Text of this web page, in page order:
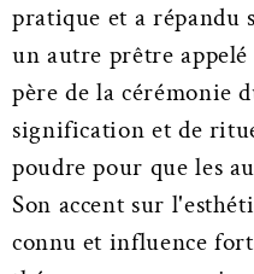
pratique et a répandu
un autre prêtre
père de la cérémonie
signification et de
poudre pour que les
Son accent sur
connu et influence